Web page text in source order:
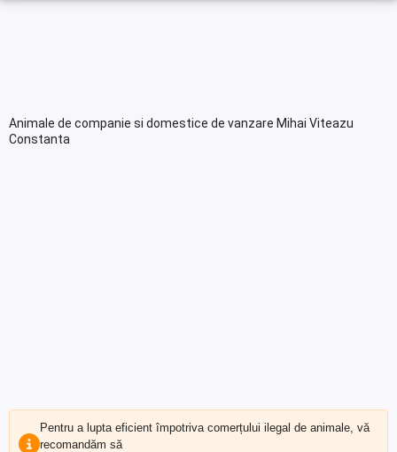
Animale de companie si domestice de vanzare Mihai Viteazu
Constanta
Pentru a lupta eficient împotriva comerțului ilegal de animale, vă
recomandăm să